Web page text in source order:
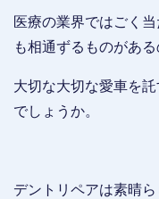
医療の業界ではごく
も相通ずるものがある
大切な大切な愛車を
でしょうか。
デントリペアは素晴